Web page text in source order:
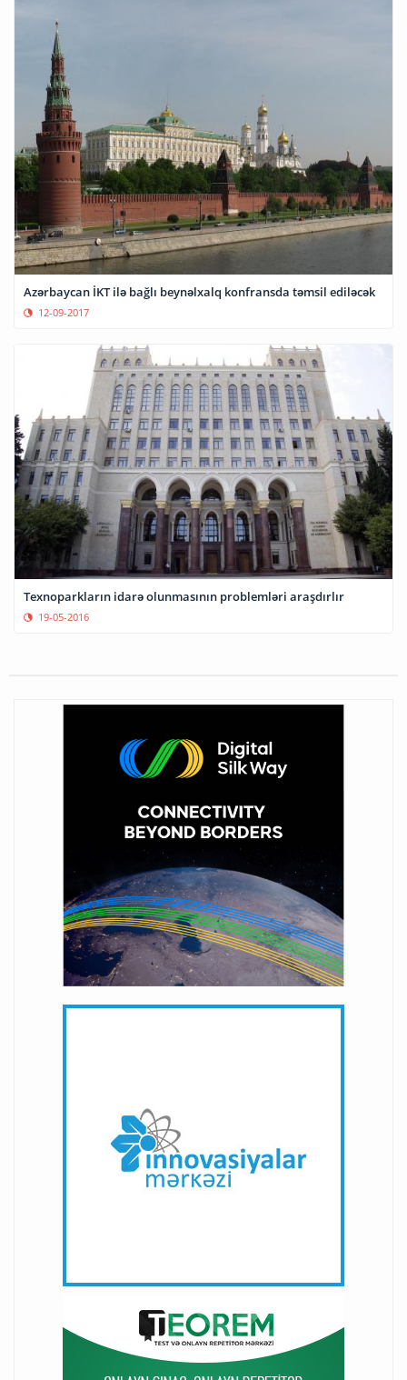
Azərbaycan İKT ilə bağlı beynəlxalq konfransda təmsil ediləcək
12-09-2017
Texnoparkların idarə olunmasının problemləri araşdırlır
19-05-2016